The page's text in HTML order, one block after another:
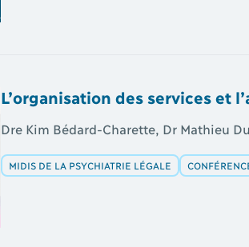
L’organisation des services et
Dre Kim Bédard-Charette, Dr Mathieu
MIDIS DE LA PSYCHIATRIE LÉGALE